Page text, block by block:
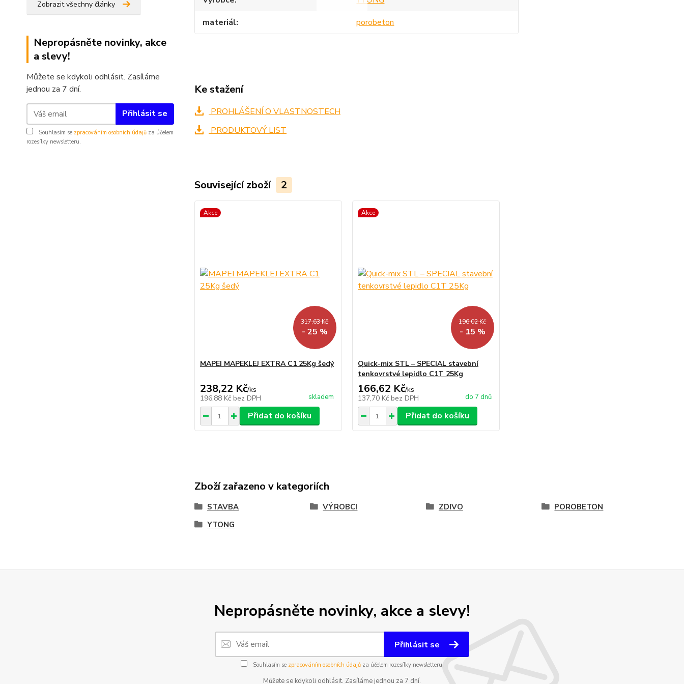
Zobrazit všechny články
Nepropásněte novinky, akce
a slevy!
Můžete se kdykoli odhlásit. Zasíláme
jednou za 7 dní.
Přihlásit se
Souhlasím se zpracováním osobních údajů za účelem
rozesílky newsletteru.
materiál
porobeton
Ke stažení
PROHLÁŠENÍ O VLASTNOSTECH
PRODUKTOVÝ LIST
Související zboží 2
Akce
317,63 Kč
- 25 %
MAPEI MAPEKLEJ EXTRA C1 25Kg šedý
238,22 Kč/ks
196,88 Kč bez DPH skladem
Přidat do košíku
Akce
196,02 Kč
- 15 %
Quick-mix STL – SPECIAL stavební
tenkovrstvé lepidlo C1T 25Kg
166,62 Kč/ks
137,70 Kč bez DPH do 7 dnů
Přidat do košíku
Zboží zařazeno v kategoriích
STAVBA VÝROBCI ZDIVO
POROBETON
YTONG
Nepropásněte novinky, akce a slevy!
Přihlásit se
Souhlasím se zpracováním osobních údajůza účelem rozesílky newsletteru.
Můžete se kdykoli odhlásit. Zasíláme jednou za 7 dní.